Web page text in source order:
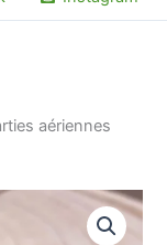
aériennes